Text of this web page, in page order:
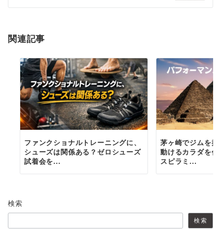
シ
ン
関連記事
ファンクショナルトレーニングに、
シューズは関係ある？ゼロシューズ
試着会を...
茅ヶ崎でジムを
動けるカラダを
スピラミ...
検索
検索